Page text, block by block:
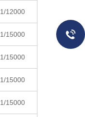
1/12000
1/15000
1/15000
1/15000
1/15000